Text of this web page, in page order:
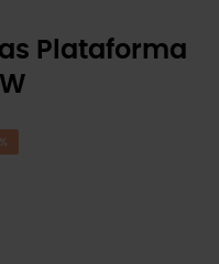
Plataforma